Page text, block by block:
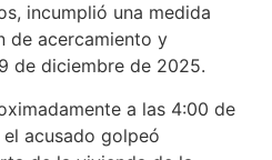
incumplió una medida
de acercamiento y
de diciembre de 2025.
a las 4:00 de
acusado golpeó